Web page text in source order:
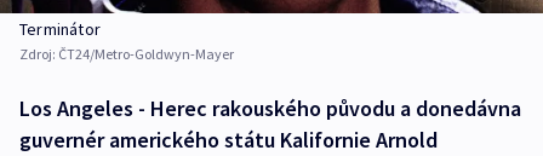
Terminátor
Zdroj: ČT24/Metro-Goldwyn-Mayer
Los Angeles - Herec rakouského původu a donedávna
guvernér amerického státu Kalifornie Arnold